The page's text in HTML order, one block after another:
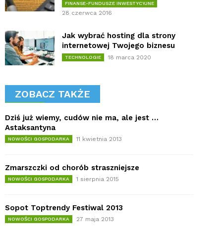
FINANSE-FUNDUSZE INWESTYCYJNE
28 czerwca 2016
Jak wybrać hosting dla strony
internetowej Twojego biznesu
TECHNOLOGIE 18 marca 2020
ZOBACZ TAKŻE
Dziś już wiemy, cudów nie ma, ale jest …
Astaksantyna
NOWOŚCI GOSPODARKA 11 kwietnia 2013
Zmarszczki od chorób straszniejsze
NOWOŚCI GOSPODARKA 1 sierpnia 2015
Sopot Toptrendy Festiwal 2013
NOWOŚCI GOSPODARKA 27 maja 2013